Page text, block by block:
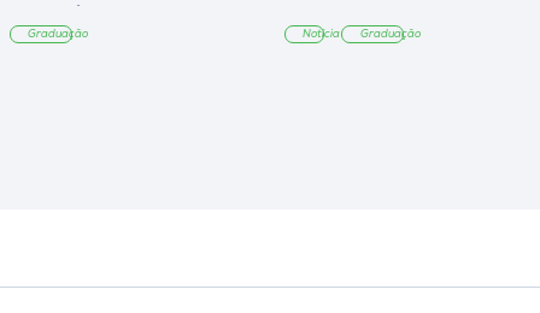
Graduação Notícia Graduação